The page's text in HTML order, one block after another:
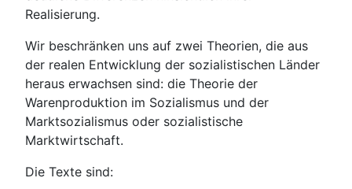
Realisierung.
Wir beschränken uns auf zwei Theorien, die aus
der realen Entwicklung der sozialistischen Länder
heraus erwachsen sind: die Theorie der
Warenproduktion im Sozialismus und der
Marktsozialismus oder sozialistische
Marktwirtschaft.
Die Texte sind: